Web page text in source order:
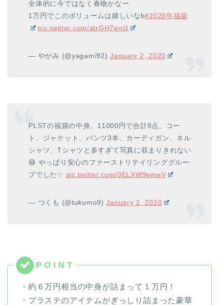
全体的に今ではなく春物かなー
1万円でこのボリュームは嬉しいなb#2020年福袋
pic.twitter.com/atrGH7eni3
— やがみ (@yagami92)January 2, 2020
PLSTの福袋の中身。11000円で合計8点、コー
ト、ジャケット、パンツ3本、カーディガン、ネル
シャツ、Tシャツと多すぎて写真に収まりきれない
😅 やっぱり安心のファーストリテイリンググルー
プでした✨ pic.twitter.com/0ELXW9emeV
— つくも (@tukumo9)January 2, 2020
・約６万円相当の中身が詰まって１万円！
・プラステのアイテムがぎっしり詰まった豪華